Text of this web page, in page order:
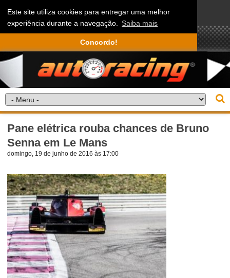
Este site utiliza cookies para entregar uma melhor
experiência durante a navegação. Saiba mais
Concordo!
Pane elétrica rouba chances de Bruno
Senna em Le Mans
domingo, 19 de junho de 2016 às 17:00